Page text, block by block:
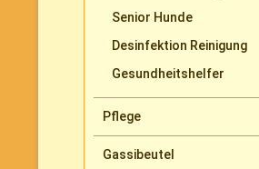
Senior Hunde
Desinfektion Reinigung
Gesundheitshelfer
Pflege
Gassibeutel